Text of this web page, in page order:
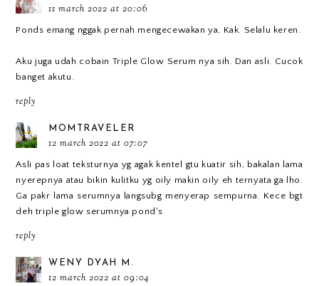
11 march 2022 at 20:06
Ponds emang nggak pernah mengecewakan ya, Kak. Selalu keren.
Aku juga udah cobain Triple Glow Serum nya sih. Dan asli. Cucok
banget akutu.
reply
MOMTRAVELER
12 march 2022 at 07:07
Asli pas loat teksturnya yg agak kentel gtu kuatir sih, bakalan lama
nyerepnya atau bikin kulitku yg oily makin oily eh ternyata ga lho.
Ga pakr lama serumnya langsubg menyerap sempurna. Kece bgt
deh triple glow serumnya pond's
reply
WENY DYAH M.
12 march 2022 at 09:04